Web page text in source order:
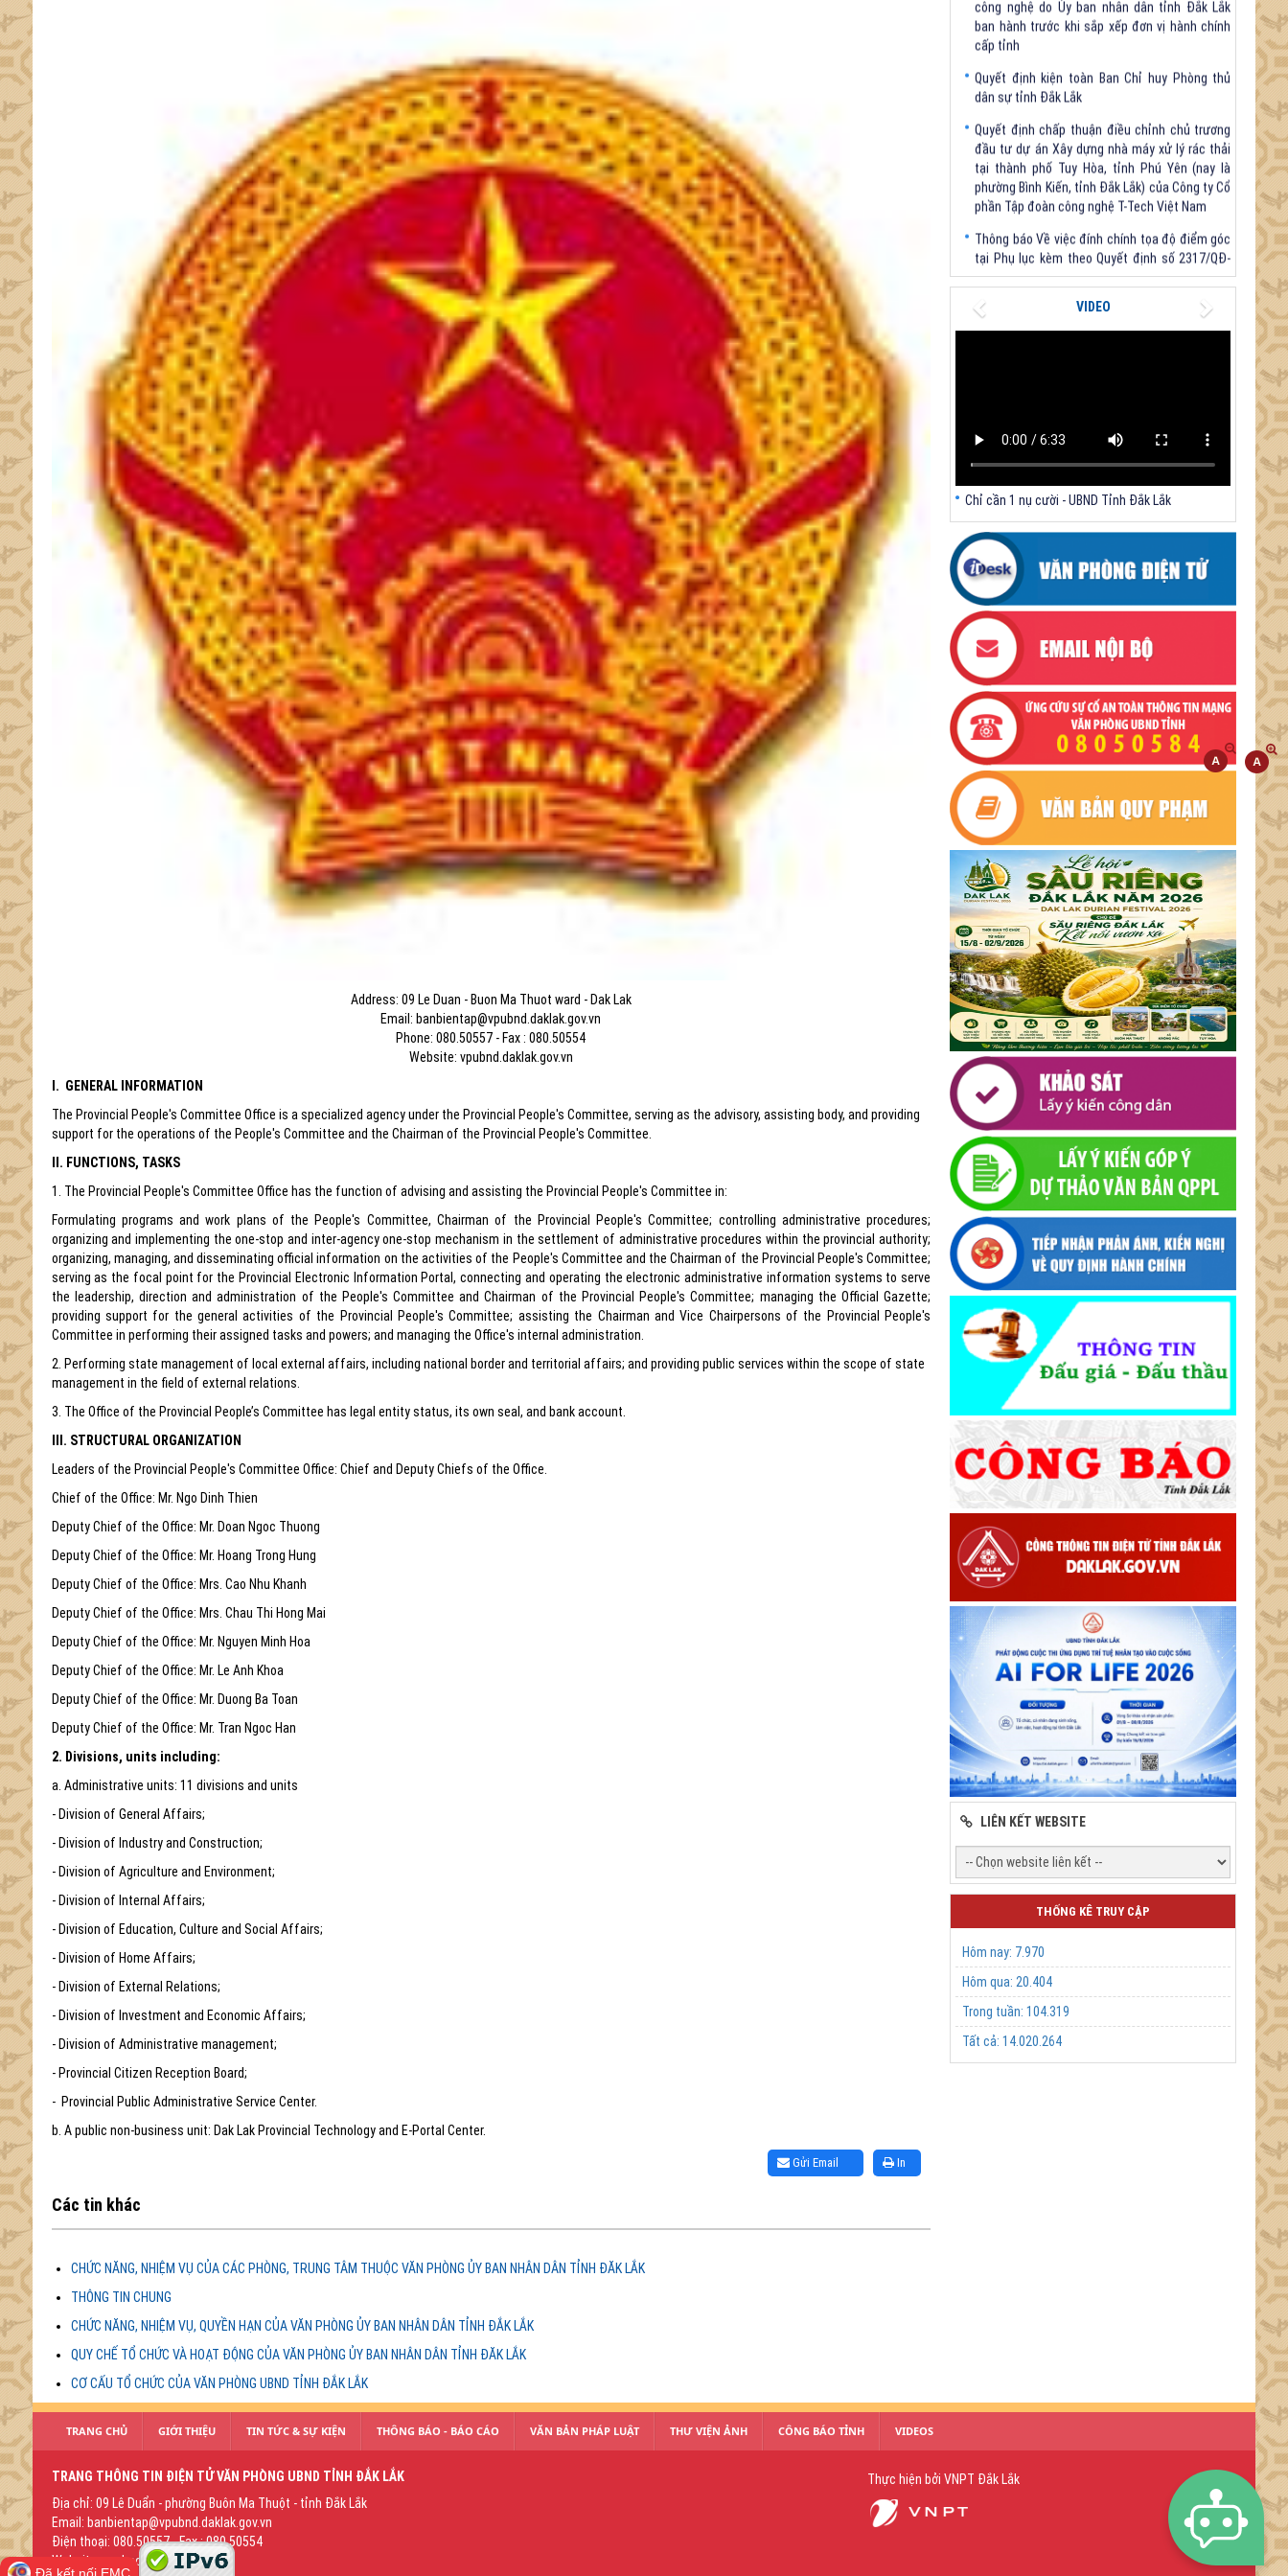
Address: 09 Le Duan - Buon Ma Thuot ward - Dak Lak
Email: banbientap@vpubnd.daklak.gov.vn
Phone: 080.50557 - Fax : 080.50554
Website: vpubnd.daklak.gov.vn
I. GENERAL INFORMATION
The Provincial People's Committee Office is a specialized agency under the Provincial People's Committee, serving as the advisory, assisting body, and providing
support for the operations of the People's Committee and the Chairman of the Provincial People's Committee.
II. FUNCTIONS, TASKS
1. The Provincial People's Committee Office has the function of advising and assisting the Provincial People's Committee in:
Formulating programs and work plans of the People's Committee, Chairman of the Provincial People's Committee; controlling administrative procedures;
organizing and implementing the one-stop and inter-agency one-stop mechanism in the settlement of administrative procedures within the provincial authority;
organizing, managing, and disseminating official information on the activities of the People's Committee and the Chairman of the Provincial People's Committee;
serving as the focal point for the Provincial Electronic Information Portal, connecting and operating the electronic administrative information systems to serve
the leadership, direction and administration of the People's Committee and Chairman of the Provincial People's Committee; managing the Official Gazette;
providing support for the general activities of the Provincial People's Committee; assisting the Chairman and Vice Chairpersons of the Provincial People's
Committee in performing their assigned tasks and powers; and managing the Office's internal administration.
2. Performing state management of local external affairs, including national border and territorial affairs; and providing public services within the scope of state
management in the field of external relations.
3. The Office of the Provincial People’s Committee has legal entity status, its own seal, and bank account.
III. STRUCTURAL ORGANIZATION
Leaders of the Provincial People's Committee Office: Chief and Deputy Chiefs of the Office.
Chief of the Office: Mr. Ngo Dinh Thien
Deputy Chief of the Office: Mr. Doan Ngoc Thuong
Deputy Chief of the Office: Mr. Hoang Trong Hung
Deputy Chief of the Office: Mrs. Cao Nhu Khanh
Deputy Chief of the Office: Mrs. Chau Thi Hong Mai
Deputy Chief of the Office: Mr. Nguyen Minh Hoa
Deputy Chief of the Office: Mr. Le Anh Khoa
Deputy Chief of the Office: Mr. Duong Ba Toan
Deputy Chief of the Office: Mr. Tran Ngoc Han
2. Divisions, units including:
a. Administrative units: 11 divisions and units
- Division of General Affairs;
- Division of Industry and Construction;
- Division of Agriculture and Environment;
- Division of Internal Affairs;
- Division of Education, Culture and Social Affairs;
- Division of Home Affairs;
- Division of External Relations;
- Division of Investment and Economic Affairs;
- Division of Administrative management;
- Provincial Citizen Reception Board;
- Provincial Public Administrative Service Center.
b. A public non-business unit: Dak Lak Provincial Technology and E-Portal Center.
In
Gửi Email
Các tin khác
CHỨC NĂNG, NHIỆM VỤ CỦA CÁC PHÒNG, TRUNG TÂM THUỘC VĂN PHÒNG ỦY BAN NHÂN DÂN TỈNH ĐĂK LẮK
THÔNG TIN CHUNG
CHỨC NĂNG, NHIỆM VỤ, QUYỀN HẠN CỦA VĂN PHÒNG ỦY BAN NHÂN DÂN TỈNH ĐẮK LẮK
QUY CHẾ TỔ CHỨC VÀ HOẠT ĐỘNG CỦA VĂN PHÒNG ỦY BAN NHÂN DÂN TỈNH ĐĂK LẮK
CƠ CẤU TỔ CHỨC CỦA VĂN PHÒNG UBND TỈNH ĐẮK LẮK
cấp tỉnh
Quyết định kiện toàn Ban Chỉ huy Phòng thủ
dân sự tỉnh Đắk Lắk
Quyết định chấp thuận điều chỉnh chủ trương
đầu tư dự án Xây dựng nhà máy xử lý rác thải
tại thành phố Tuy Hòa, tỉnh Phú Yên (nay là
phường Bình Kiến, tỉnh Đắk Lắk) của Công ty Cổ
phần Tập đoàn công nghệ T-Tech Việt Nam
Thông báo Về việc đính chính tọa độ điểm góc
tại Phụ lục kèm theo Quyết định số 2317/QĐ-
UBND ngày 21/7/2026 của Chủ tịch UBND tỉnh
V/v triển khai Kết luận Phiên họp lần thứ tư Ban
Chỉ đạo thực hiện mục tiêu tăng trưởng kinh tế
02 con số giai đoạn 2026 - 2030
VIDEO
Previous
Chỉ cần 1 nụ cười - UBND Tỉnh Đắk Lắk
LIÊN KẾT WEBSITE
THỐNG KÊ TRUY CẬP
Hôm nay: 7.970
Hôm qua: 20.404
Trong tuần:104.319
Tất cả:14.020.264
TRANG CHỦ GIỚI THIỆU TIN TỨC & SỰ KIỆN THÔNG BÁO - BÁO CÁO VĂN BẢN PHÁP LUẬT THƯ VIỆN ẢNH CÔNG BÁO TỈNH VIDEOS
TRANG THÔNG TIN ĐIỆN TỬ VĂN PHÒNG UBND TỈNH ĐẮK LẮK
Địa chỉ: 09 Lê Duẩn - phường Buôn Ma Thuột - tỉnh Đắk Lắk
Email: banbientap@vpubnd.daklak.gov.vn
Điện thoại: 080.50557 - Fax : 080.50554
Website: vpubnd.daklak.gov.vn
Thực hiện bởi VNPT Đắk Lắk